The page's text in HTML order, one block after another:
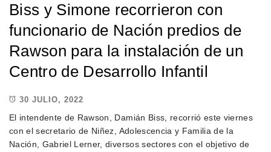
Biss y Simone recorrieron con
funcionario de Nación predios de
Rawson para la instalación de un
Centro de Desarrollo Infantil
30 JULIO, 2022
El intendente de Rawson, Damián Biss, recorrió este viernes
con el secretario de Niñez, Adolescencia y Familia de la
Nación, Gabriel Lerner, diversos sectores con el objetivo de